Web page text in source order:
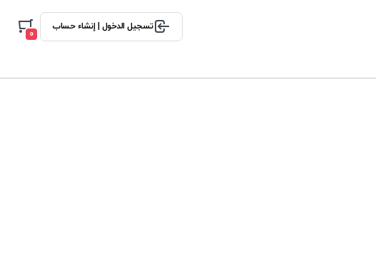
تسجيل الدخول | إنشاء حساب
0